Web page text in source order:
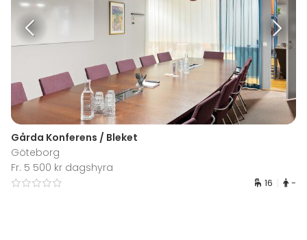
Gårda Konferens / Bleket
Göteborg
Fr. 5 500 kr dagshyra
16 -